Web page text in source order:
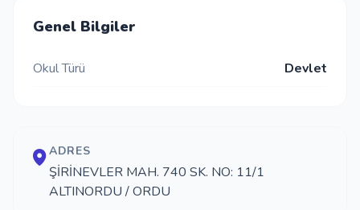
Blog
İletişim
Kayıt Ol
Genel Bilgiler
Okul Türü Devlet
ADRES
ŞİRİNEVLER MAH. 740 SK. NO: 11/1
ALTINORDU / ORDU